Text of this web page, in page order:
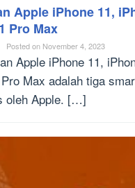
Apple iPhone 11,
Pro Max
Posted on November 4, 2023
Apple iPhone 11,
Max adalah tiga
oleh Apple. […]